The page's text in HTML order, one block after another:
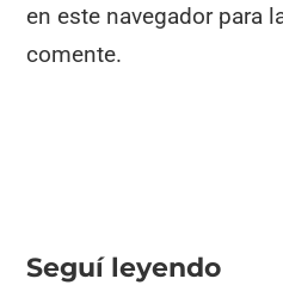
en este navegador para
comente.
Seguí leyendo